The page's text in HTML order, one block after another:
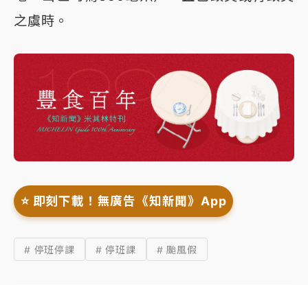
之虞時。
⭐️ 即刻下載！無廣告《知新聞》App
# 停班停課 # 停班課 # 颱風假